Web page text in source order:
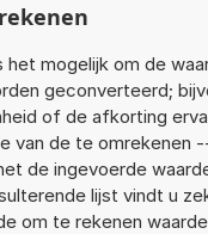
mogelijk om de
geconverteerd;
of de afkorting
van de te omrekenen
de ingevoerde
lijst vindt u
om te rekenen